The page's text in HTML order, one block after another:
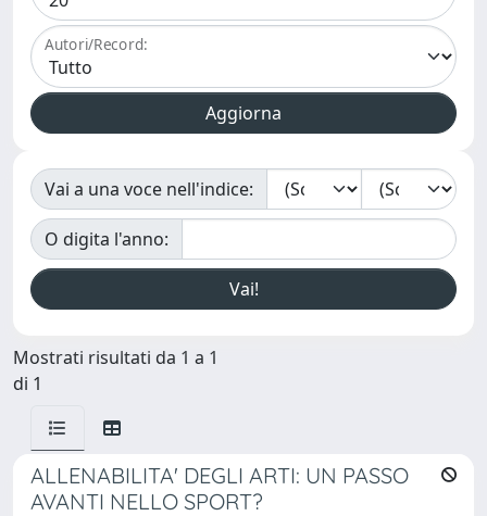
Autori/Record:
Vai a una voce nell'indice:
O digita l'anno:
Mostrati risultati da 1 a 1
di 1
ALLENABILITA' DEGLI ARTI: UN PASSO
AVANTI NELLO SPORT?